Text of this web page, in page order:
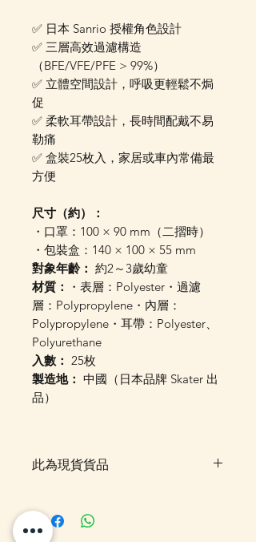
✅ 日本 Sanrio 授權角色設計
✅ 三層高效過濾構造
（BFE/VFE/PFE > 99%）
✅ 立體空間設計，呼吸更輕鬆不焗
促
✅ 柔軟耳帶設計，長時間配戴不易
勒痛
✅ 盒裝25枚入，家居或車內常備最
方便
尺寸（約）：
・口罩：100 × 90 mm（二摺時）
・包裝盒：140 × 100 × 55 mm
對象年齡： 約2～3歲幼童
材質：
・表層：Polyester・過濾
層：Polypropylene・內層：
Polypropylene・耳帶：Polyester、
Polyurethane
入數： 25枚
製造地： 中國（日本品牌 Skater 出
品）
此為現貨貨品
Out 購買, 如系統顯示為"無庫
存"或 未能放入購物車時, 可以